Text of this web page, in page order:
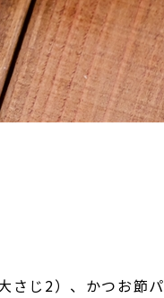
さじ2）、かつお節パ